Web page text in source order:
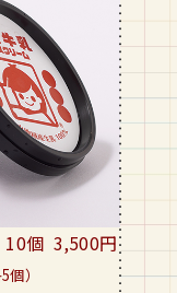
10個 3,500円
）